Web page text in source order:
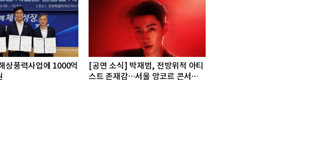
상풍력사업에 1000억
[공연 소식] 박재범, 전방위적 아티
스트 존재감…서울 앙코르 콘서트